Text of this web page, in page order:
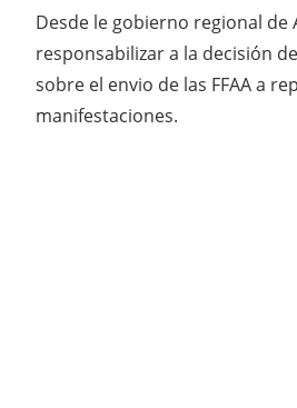
Desde le gobierno regional de
responsabilizar a la decisión
sobre el envio de las FFAA a
manifestaciones.